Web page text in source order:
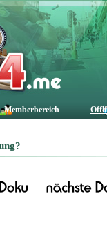
Memberbereich